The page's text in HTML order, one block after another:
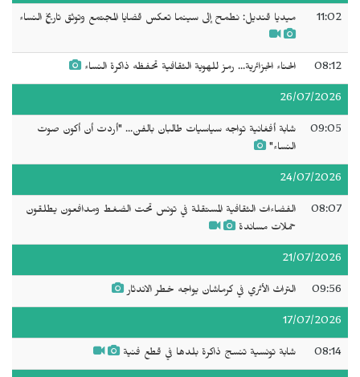
11:02 ميديا قنديل: نطمح إلى سينما تعكس قضايا المجتمع وتوثق تاريخ النساء
08:12 الحناء الجزائرية... رمز للهوية الثقافية تحفظه ذاكرة النساء
26/07/2026
09:05
شابة أفغانية تواجه سياسيات طالبان بالفن... "أردت أن أكون صوت
النساء"
24/07/2026
08:07
الفضاءات الثقافية المستقلة في تونس تحت الضغط ومدافعون يطلقون
حملات مساندة
21/07/2026
09:56 التراث الأثري في كرماشان يواجه خطر الاندثار
17/07/2026
08:14 شابة تونسية تنسج ذاكرة بلدها في قطع فنية